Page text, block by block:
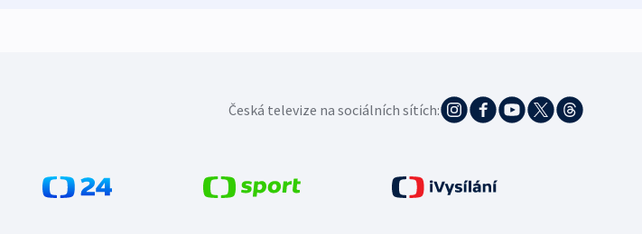
Česká televize na sociálních sítích: